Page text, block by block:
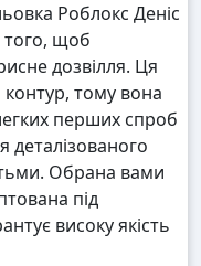
Роблокс Деніс
того, щоб
дозвілля. Ця
контур, тому вона
перших спроб
Обрана вами
під
високу якість